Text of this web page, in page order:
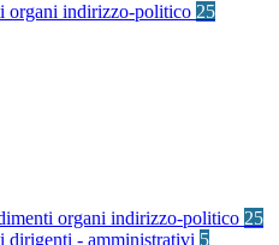
organi indirizzo-politico 25
organi indirizzo-politico 25
dirigenti - amministrativi 5